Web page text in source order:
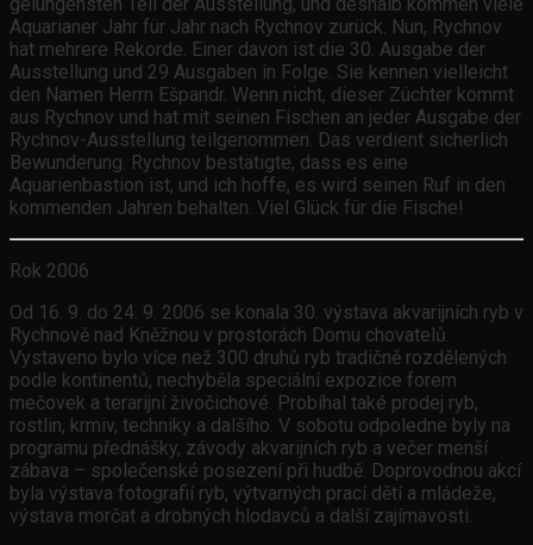
gelungensten Teil der Ausstellung, und deshalb kommen viele
Aquarianer Jahr für Jahr nach Rychnov zurück. Nun, Rychnov
hat mehrere Rekorde. Einer davon ist die 30. Ausgabe der
Ausstellung und 29 Ausgaben in Folge. Sie kennen vielleicht
den Namen Herrn Ešpandr. Wenn nicht, dieser Züchter kommt
aus Rychnov und hat mit seinen Fischen an jeder Ausgabe der
Rychnov-Ausstellung teilgenommen. Das verdient sicherlich
Bewunderung. Rychnov bestätigte, dass es eine
Aquarienbastion ist, und ich hoffe, es wird seinen Ruf in den
kommenden Jahren behalten. Viel Glück für die Fische!
Rok 2006
Od 16. 9. do 24. 9. 2006 se konala 30. výstava akvarijních ryb v
Rychnově nad Kněžnou v prostorách Domu chovatelů.
Vystaveno bylo více než 300 druhů ryb tradičně rozdělených
podle kontinentů, nechyběla speciální expozice forem
mečovek a terarijní živočichové. Probíhal také prodej ryb,
rostlin, krmiv, techniky a dalšího. V sobotu odpoledne byly na
programu přednášky, závody akvarijních ryb a večer menší
zábava – společenské posezení při hudbě. Doprovodnou akcí
byla výstava fotografií ryb, výtvarných prací dětí a mládeže,
výstava morčat a drobných hlodavců a další zajímavosti.